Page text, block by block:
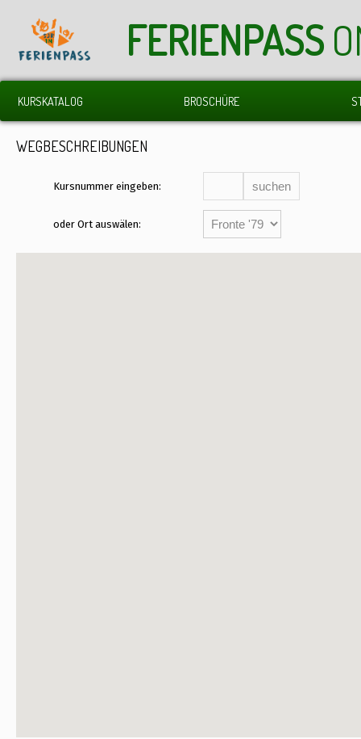
FERIENPASS
KURSKATALOG BROSCHÜRE
WEGBESCHREIBUNGEN
Kursnummer eingeben:
oder Ort auswälen: